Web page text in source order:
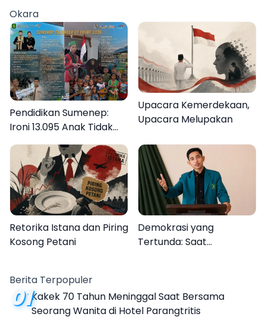
Okara
Pendidikan Sumenep:
Ironi 13.095 Anak Tidak
Sekolah Menyaksikan
Semarak Festival
Kalender Event 2026
Upacara Kemerdekaan,
Upacara Melupakan
Retorika Istana dan Piring
Kosong Petani
Demokrasi yang
Tertunda: Saat
Berita Terpopuler
01Kakek 70 Tahun Meninggal Saat Bersama
Seorang Wanita di Hotel Parangtritis